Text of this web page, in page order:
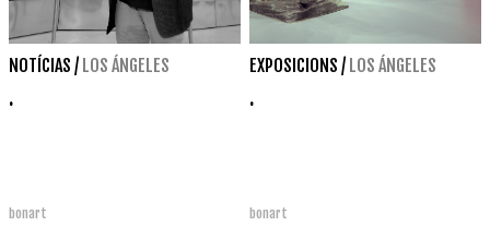
NOTÍCIAS / LOS ÁNGELES
.
bonart
EXPOSICIONS / LOS ÁNGELES
.
bonart